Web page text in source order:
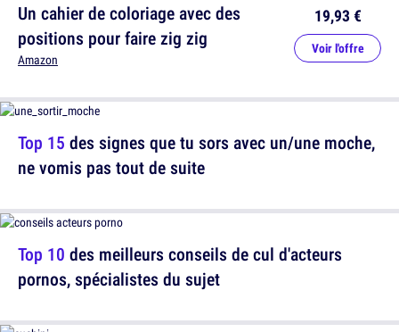
Top 15 des signes que tu sors avec un/une moche,
ne vomis pas tout de suite
Un cahier de coloriage avec des
positions pour faire zig zig
Amazon
19,93 €
Voir l'offre
Top 10 des meilleurs conseils de cul d'acteurs
pornos, spécialistes du sujet